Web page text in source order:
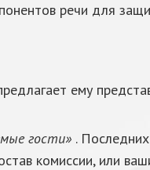
речи для
ему
гости» .
комиссии, или